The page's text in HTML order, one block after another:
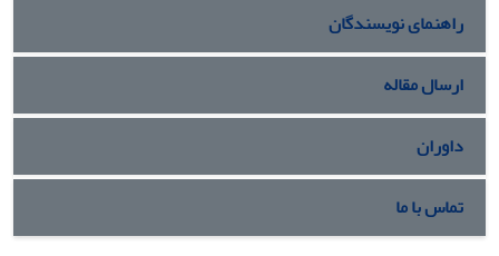
راهنمای نویسندگان
ارسال مقاله
داوران
تماس با ما